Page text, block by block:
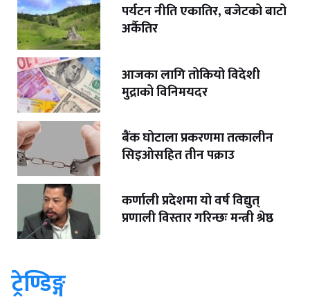
पर्यटन नीति एकातिर, बजेटको बाटो
अर्कैतिर
आजका लागि तोकियो विदेशी
मुद्राको विनिमयदर
बैंक घोटाला प्रकरणमा तत्कालीन
सिइओसहित तीन पक्राउ
कर्णाली प्रदेशमा यो वर्ष विद्युत्
प्रणाली विस्तार गरिन्छः मन्त्री श्रेष्ठ
ट्रेण्डिङ्ग